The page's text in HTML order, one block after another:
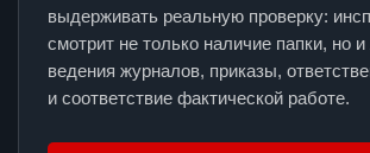
выдерживать реальную проверку:
смотрит не только наличие папки, но и
ведения журналов, приказы,
и соответствие фактической работе.